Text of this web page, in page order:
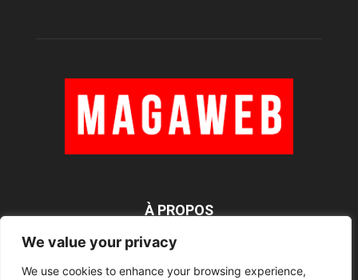
We value your privacy
We use cookies to enhance your browsing experience,
À PROPOS
SUIVEZ NOUS